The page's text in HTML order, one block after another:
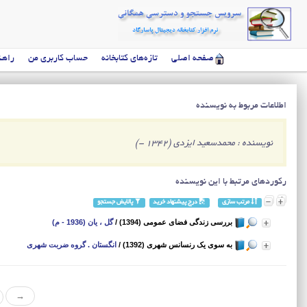
صفحه اصلی تازه‌های کتابخانه حساب کاربری من
اطلاعات مربوط به نویسنده
نویسنده : محمدسعید ایزدی (1342 -)
رکوردهای مرتبط با این نویسنده
مرتب سازی درج پیشنهاد خرید پالایش جستجو
بررسی زندگی فضای عمومی (1394) /گل ، یان (1936 - م)
به سوی یک رنسانس شهری (1392) / انگستان . گروه ضربت شهری
→